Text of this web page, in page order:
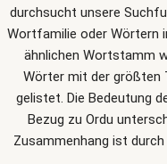
durchsucht unsere
Wortfamilie oder Wörtern
ähnlichen Wortstamm
Wörter mit der größten
gelistet. Die Bedeutung
Bezug zu Ordu
Zusammenhang ist